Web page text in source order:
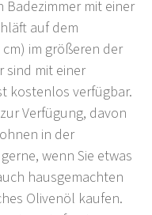
Badezimmer mit einer
auf dem
im größeren der
sind mit einer
kostenlos verfügbar.
Verfügung, davon
in der
wenn Sie etwas
hausgemachten
Olivenöl kaufen.